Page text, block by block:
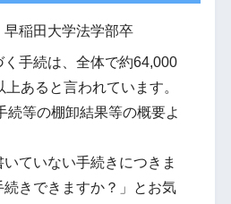
稲田大学法学部卒
手続は、全体で約64,000
あると言われています。
続等の棚卸結果等の概要よ
いていない手続きにつきま
続きできますか？」とお気